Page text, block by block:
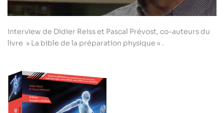
Interview de Didier Reiss et Pascal Prévost, co-auteurs du
livre » La bible de la préparation physique « .